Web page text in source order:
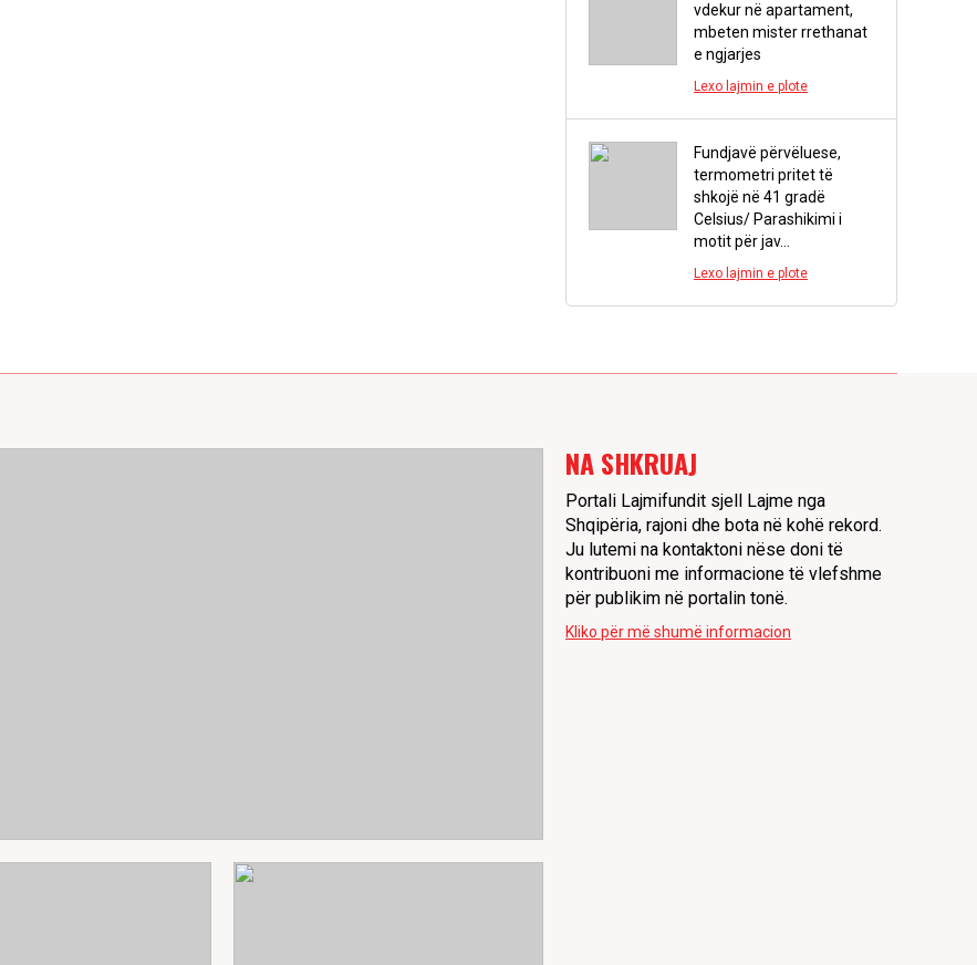
vdekur në apartament,
mbeten mister rrethanat
e ngjarjes
Lexo lajmin e plote
Fundjavë përvëluese,
termometri pritet të
shkojë në 41 gradë
Celsius/ Parashikimi i
motit për jav...
Lexo lajmin e plote
NA SHKRUAJ
Portali Lajmifundit sjell Lajme nga
Shqipëria, rajoni dhe bota në kohë rekord.
Ju lutemi na kontaktoni nëse doni të
kontribuoni me informacione të vlefshme
për publikim në portalin tonë.
Kliko për më shumë informacion